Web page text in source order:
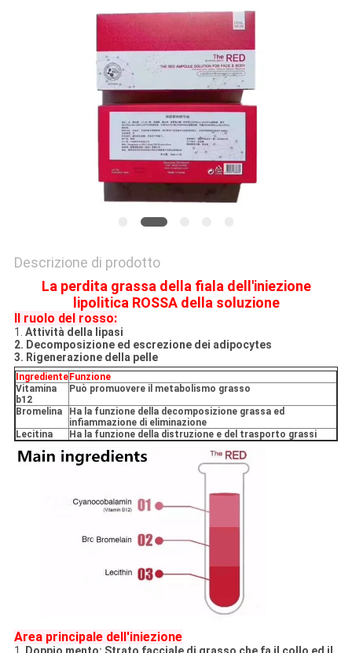
Descrizione di prodotto
La perdita grassa della fiala dell'iniezione
lipolitica ROSSA della soluzione
Il ruolo del rosso:
1. Attività della lipasi
2. Decomposizione ed escrezione dei adipocytes
3. Rigenerazione della pelle
Ingrediente Funzione
Vitamina
b12
Può promuovere il metabolismo grasso
Bromelina
Ha la funzione della decomposizione grassa ed
infiammazione di eliminazione
Lecitina
Ha la funzione della distruzione e del trasporto grassi
Area principale dell'iniezione